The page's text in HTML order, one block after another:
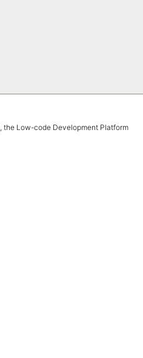
, the Low-code Development Platform